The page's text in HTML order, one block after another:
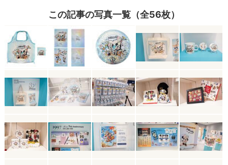
この記事の写真一覧（全56枚）